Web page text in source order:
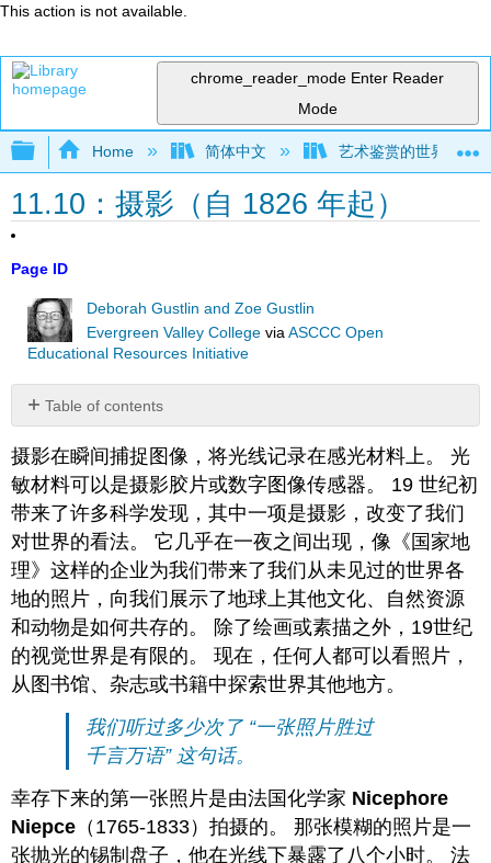
This action is not available.
chrome_reader_mode Enter Reader
Mode
Expand/collapse global hierarchy
Home 简体中文 艺术鉴赏的世界视角
11.10：摄影（自 1826 年起）
Page ID
Deborah Gustlin and Zoe Gustlin
Evergreen Valley College viaASCCC Open
Educational Resources Initiative
Table of contents
No
headers
摄影在瞬间捕捉图像，将光线记录在感光材料上。 光
敏材料可以是摄影胶片或数字图像传感器。 19 世纪初
带来了许多科学发现，其中一项是摄影，改变了我们
对世界的看法。 它几乎在一夜之间出现，像《国家地
理》这样的企业为我们带来了我们从未见过的世界各
地的照片，向我们展示了地球上其他文化、自然资源
和动物是如何共存的。 除了绘画或素描之外，19世纪
的视觉世界是有限的。 现在，任何人都可以看照片，
从图书馆、杂志或书籍中探索世界其他地方。
我们听过多少次了 “一张照片胜过
千言万语” 这句话。
幸存下来的第一张照片是由法国化学家 Nicephore
Niepce （1765-1833）拍摄的。 那张模糊的照片是一
张抛光的锡制盘子，他在光线下暴露了八个小时。 法